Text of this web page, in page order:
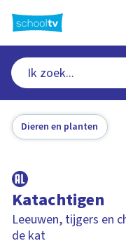
naar
hoofdinhoud
Dieren en planten
Katachtigen
Leeuwen, tijgers en
de kat